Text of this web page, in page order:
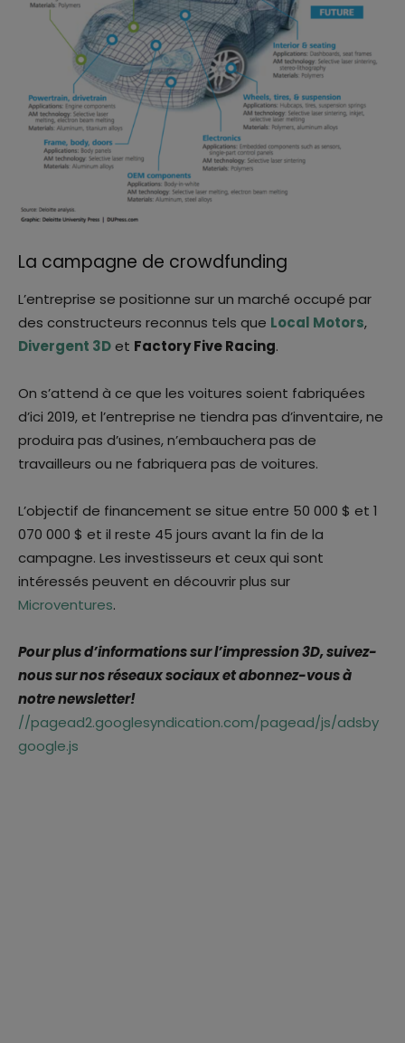
La campagne de crowdfunding
L’entreprise se positionne sur un marché occupé par
des constructeurs reconnus tels que Local Motors,
Divergent 3Det Factory Five Racing.
On s’attend à ce que les voitures soient fabriquées
d’ici 2019, et l’entreprise ne tiendra pas d’inventaire, ne
produira pas d’usines, n’embauchera pas de
travailleurs ou ne fabriquera pas de voitures.
L’objectif de financement se situe entre 50 000 $ et 1
070 000 $ et il reste 45 jours avant la fin de la
campagne. Les investisseurs et ceux qui sont
intéressés peuvent en découvrir plus sur
Microventures.
Pour plus d’informations sur l’impression 3D, suivez-
nous sur nos réseaux sociaux et abonnez-vous à
notre newsletter!
//pagead2.googlesyndication.com/pagead/js/adsby
google.js